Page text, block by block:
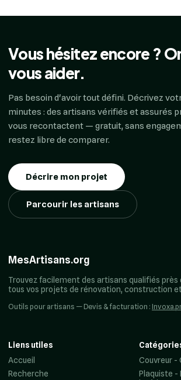
Vous hésitez encore ?
vous aider.
Pas besoin d'avoir tout défini. Décrivez
minutes : des artisans vérifiés et assurés
vous recontactent — gratuit, sans
restez libre de comparer.
Décrire mon projet
Parcourir les artisans
MesArtisans.org
Trouvez facilement des artisans qualifiés près
tous vos projets de rénovation, construction
Outils pour artisans — Devis & facturation :
Liens utiles
Accueil
Recherche
Couvreur -
Plaquiste -